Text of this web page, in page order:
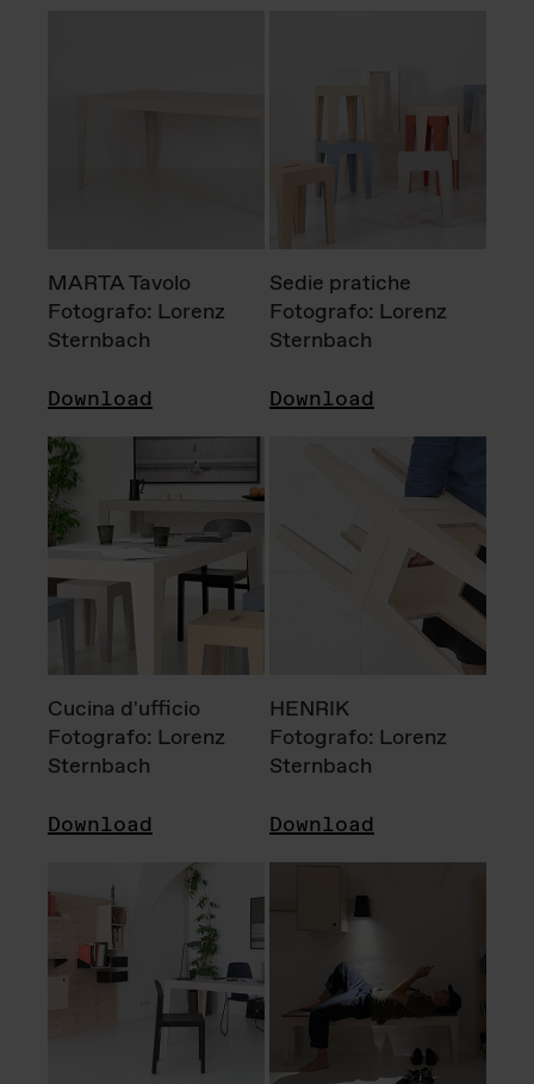
MARTA Tavolo
Fotografo: Lorenz
Sternbach
Download
Sedie pratiche
Fotografo: Lorenz
Sternbach
Download
Cucina d'ufficio
Fotografo: Lorenz
Sternbach
Download
HENRIK
Fotografo: Lorenz
Sternbach
Download